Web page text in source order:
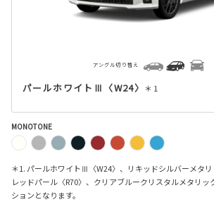
パールホワイトⅢ〈W24〉 ＊1
アングル切り替え
MONOTONE
＊1. パールホワイトⅢ〈W24〉、リキッドシルバーメタ
レッドパール〈R70〉、クリアブルークリスタルメタリ
ションとなります。